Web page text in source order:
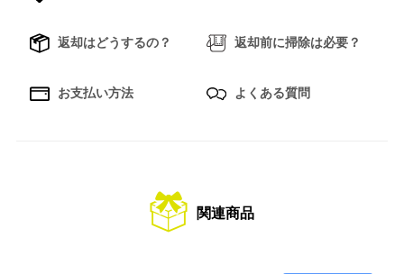
返却はどうするの？ 返却前に掃除は必要？
お支払い方法 よくある質問
関連商品